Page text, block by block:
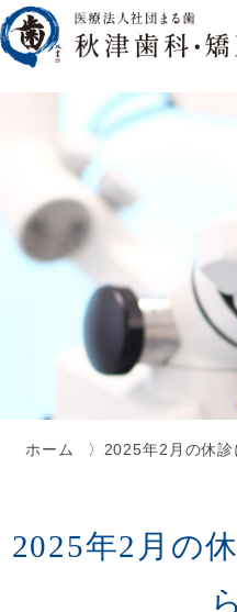
ホーム 2025年2月の休
2025年2月の